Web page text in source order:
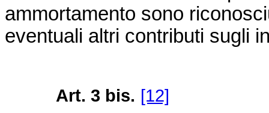
ammortamento sono
eventuali altri contributi sugli
Art. 3 bis. [12]